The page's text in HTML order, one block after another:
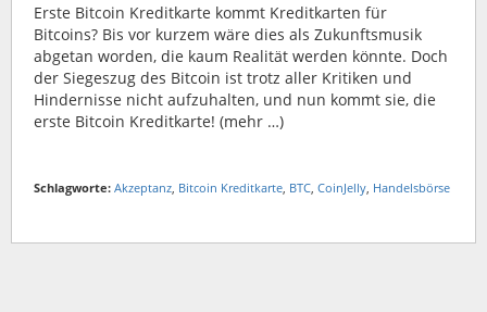
Erste Bitcoin Kreditkarte kommt Kreditkarten für
Bitcoins? Bis vor kurzem wäre dies als Zukunftsmusik
abgetan worden, die kaum Realität werden könnte. Doch
der Siegeszug des Bitcoin ist trotz aller Kritiken und
Hindernisse nicht aufzuhalten, und nun kommt sie, die
erste Bitcoin Kreditkarte! (mehr …)
Schlagworte: Akzeptanz Bitcoin Kreditkarte BTC CoinJelly Handelsbörse